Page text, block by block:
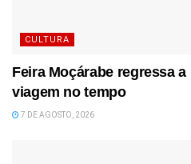
CULTURA
Feira Moçárabe regressa
viagem no tempo
7 DE AGOSTO, 2026